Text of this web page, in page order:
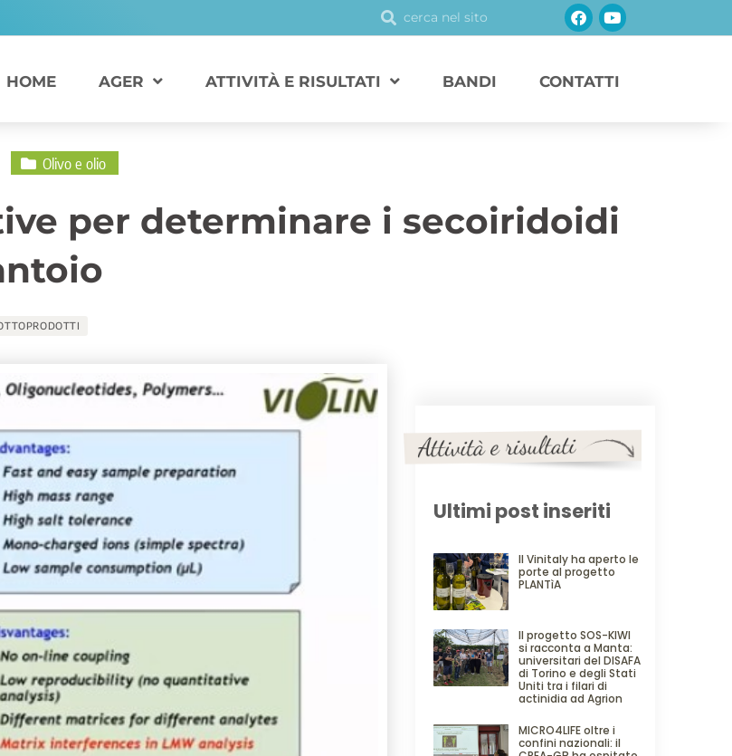
CercaCerca Facebook
Youtube
HOME AGER ATTIVITÀ E RISULTATI BANDI CONTATTI
Olivo e olio
per determinare i secoiridoidi
Ultimi post inseriti
Il Vinitaly ha aperto le
porte al progetto
PLANTìA
Il progetto SOS-KIWI
si racconta a Manta:
universitari del DISAFA
di Torino e degli Stati
Uniti tra i filari di
actinidia ad Agrion
MICRO4LIFE oltre i
confini nazionali: il